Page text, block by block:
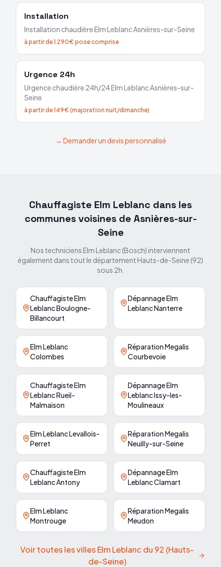
Installation
Installation chaudièreElm LeblancAsnières-sur-Seine
à partir de 1 290€ pose comprise
Urgence 24h
Urgence chaudière 24h/24Elm LeblancAsnières-sur-
Seine
à partir de 149€ (majoration nuit/dimanche)
→ Demander un devis personnalisé
Chauffagiste Elm Leblanc dans les
communes voisines de Asnières-sur-
Seine
Nos techniciens Elm Leblanc (Bosch) interviennent
également dans tout le département Hauts-de-Seine (92)
sous 2h.
Chauffagiste Elm
Leblanc Boulogne-
Billancourt
Dépannage Elm
Leblanc Nanterre
Elm Leblanc
Colombes
Réparation Megalis
Courbevoie
Chauffagiste Elm
Leblanc Rueil-
Malmaison
Dépannage Elm
Leblanc Issy-les-
Moulineaux
Elm Leblanc Levallois-
Perret
Réparation Megalis
Neuilly-sur-Seine
Chauffagiste Elm
Leblanc Antony
Dépannage Elm
Leblanc Clamart
Elm Leblanc
Montrouge
Réparation Megalis
Meudon
Voir toutes les villes Elm Leblanc du 92 (Hauts-
de-Seine)